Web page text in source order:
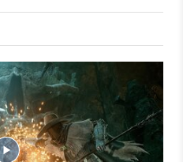
ihr einen erneuten
natürlich auch die Gegner
hat man dabei so gut
könnte, hier ein Dark Souls
besser weiß. Lords of the
Xbox Series X|S spielen.